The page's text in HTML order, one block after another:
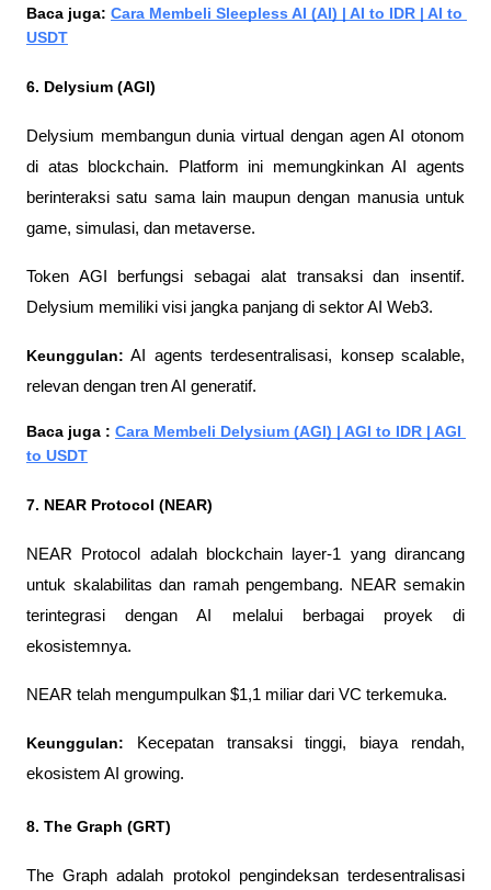
Baca juga: Cara Membeli Sleepless AI (AI) | AI to IDR | AI to
USDT
6. Delysium (AGI)
Delysium membangun dunia virtual dengan agen AI otonom
di atas blockchain. Platform ini memungkinkan AI agents
berinteraksi satu sama lain maupun dengan manusia untuk
game, simulasi, dan metaverse.
Token AGI berfungsi sebagai alat transaksi dan insentif.
Delysium memiliki visi jangka panjang di sektor AI Web3.
Keunggulan: AI agents terdesentralisasi, konsep scalable,
relevan dengan tren AI generatif.
Baca juga : Cara Membeli Delysium (AGI) | AGI to IDR | AGI
to USDT
7. NEAR Protocol (NEAR)
NEAR Protocol adalah blockchain layer-1 yang dirancang
untuk skalabilitas dan ramah pengembang. NEAR semakin
terintegrasi dengan AI melalui berbagai proyek di
ekosistemnya.
NEAR telah mengumpulkan $1,1 miliar dari VC terkemuka.
Keunggulan: Kecepatan transaksi tinggi, biaya rendah,
ekosistem AI growing.
8. The Graph (GRT)
The Graph adalah protokol pengindeksan terdesentralisasi